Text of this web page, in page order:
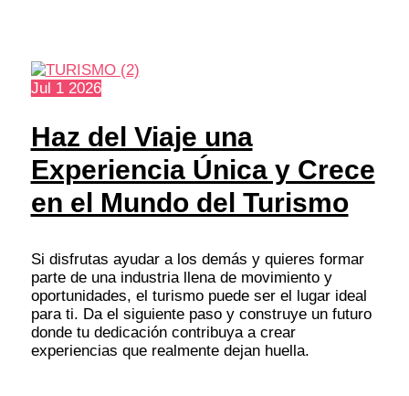
Jul 1 2026
Haz del Viaje una
Experiencia Única y Crece
en el Mundo del Turismo
Si disfrutas ayudar a los demás y quieres formar
parte de una industria llena de movimiento y
oportunidades, el turismo puede ser el lugar ideal
para ti. Da el siguiente paso y construye un futuro
donde tu dedicación contribuya a crear
experiencias que realmente dejan huella.